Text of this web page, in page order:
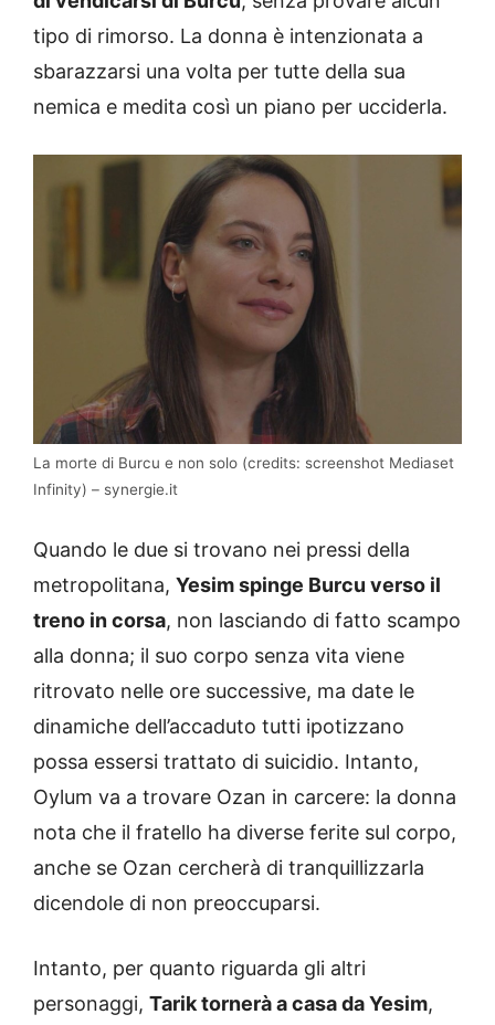
tipo di rimorso. La donna è intenzionata a
sbarazzarsi una volta per tutte della sua
nemica e medita così un piano per ucciderla.
La morte di Burcu e non solo (credits: screenshot Mediaset
Infinity) – synergie.it
Quando le due si trovano nei pressi della
metropolitana, Yesim spinge Burcu verso il
treno in corsa, non lasciando di fatto scampo
alla donna; il suo corpo senza vita viene
ritrovato nelle ore successive, ma date le
dinamiche dell’accaduto tutti ipotizzano
possa essersi trattato di suicidio. Intanto,
Oylum va a trovare Ozan in carcere: la donna
nota che il fratello ha diverse ferite sul corpo,
anche se Ozan cercherà di tranquillizzarla
dicendole di non preoccuparsi.
Intanto, per quanto riguarda gli altri
personaggi, Tarik tornerà a casa da Yesim,